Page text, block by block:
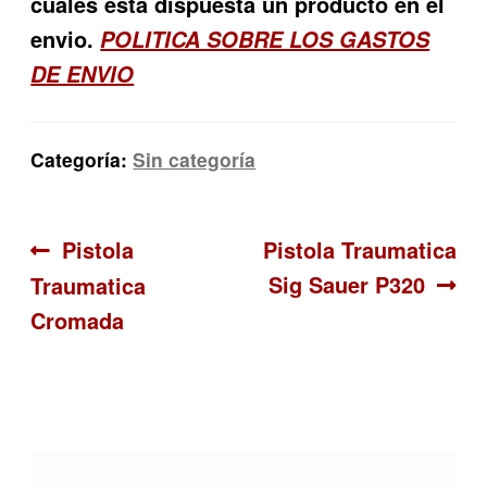
envio.POLITICA SOBRE LOS GASTOS
DE ENVIO
Categoría:Sin categoría
Navegación
de
Anterior:
Pistola
Traumatica
Cromada
Siguiente:
Pistola Traumatica
Sig Sauer P320